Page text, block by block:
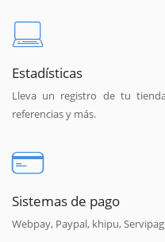
Estadísticas
Lleva un registro de tu
referencias y más.
Sistemas de pago
Webpay, Paypal, khipu,